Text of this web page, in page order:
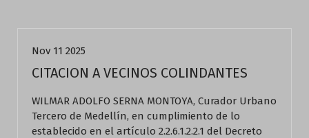
Nov 11 2025
CITACION A VECINOS COLINDANTES
WILMAR ADOLFO SERNA MONTOYA, Curador Urbano
Tercero de Medellín, en cumplimiento de lo
establecido en el artículo 2.2.6.1.2.2.1 del Decreto